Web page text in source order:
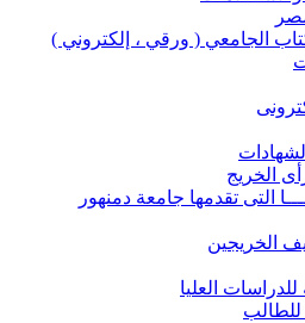
الجامعي ( ورقي ، إلكتروني )
الخريج
التى تقدمها جامعة دمنهور
الخريجين
للدراسات العليا
للطالب